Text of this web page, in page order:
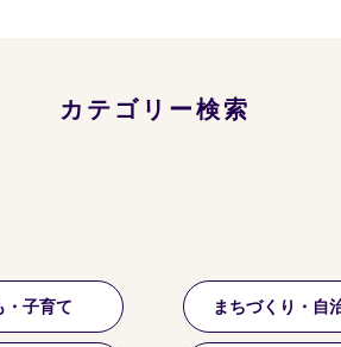
カテゴリー検索
・子育て まちづくり・自